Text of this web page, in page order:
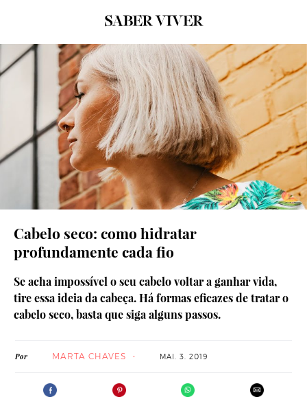
© Unsplash
Cabelo seco: como hidratar
profundamente cada fio
Se acha impossível o seu cabelo voltar a ganhar vida,
tire essa ideia da cabeça. Há formas eficazes de tratar o
cabelo seco, basta que siga alguns passos.
Por MARTA CHAVES MAI. 3. 2019